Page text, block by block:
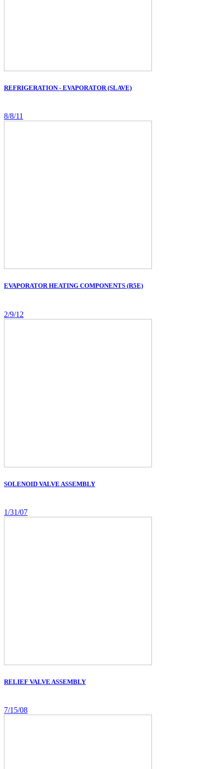
REFRIGERATION - EVAPORATOR (SLAVE)
8/8/11
EVAPORATOR HEATING COMPONENTS (R5E)
2/9/12
SOLENOID VALVE ASSEMBLY
1/31/07
RELIEF VALVE ASSEMBLY
7/15/08